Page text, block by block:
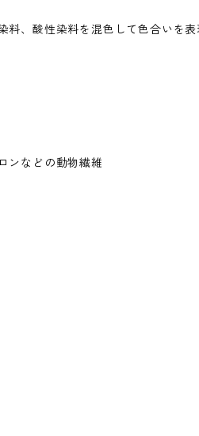
料、酸性染料を混色して色合いを表
ンなどの動物繊維